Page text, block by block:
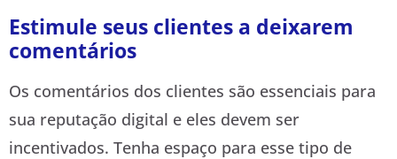
Estimule seus clientes a deixarem
comentários
Os comentários dos clientes são essenciais para
sua reputação digital e eles devem ser
incentivados. Tenha espaço para esse tipo de